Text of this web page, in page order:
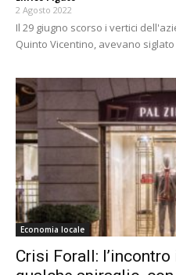
2 Agosto 2022
Il 29 giugno scorso i vertici
Quinto Vicentino, avevano
Economia locale
Crisi Forall: l’incontro